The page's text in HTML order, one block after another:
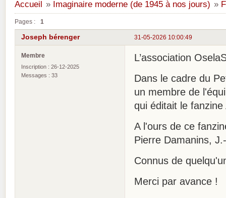
Accueil » Imaginaire moderne (de 1945 à nos jours) »
Pages : 1
31-05-2026 10:00:49
Joseph bérenger
Membre
Inscription : 26-12-2025
Messages : 33
L’association
Dans le cadre du
un membre de
qui éditait le fanzine
A l'ours de ce
Pierre Damanins,
Connus de
Merci par avance !